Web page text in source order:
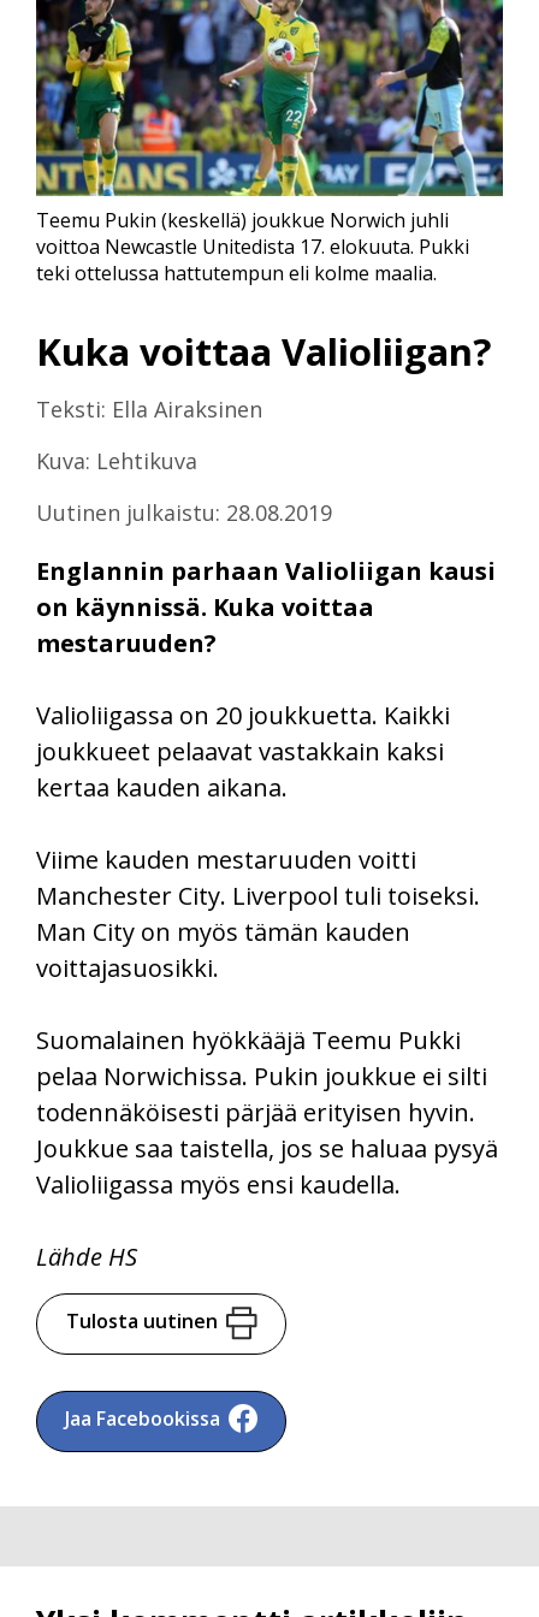
Kuka voittaa Valioliigan?
Teksti: Ella Airaksinen
Kuva: Lehtikuva
Uutinen julkaistu: 28.08.2019
Englannin parhaan Valioliigan kausi
on käynnissä. Kuka voittaa
mestaruuden?
Teemu Pukin (keskellä) joukkue Norwich juhli
voittoa Newcastle Unitedista 17. elokuuta. Pukki
teki ottelussa hattutempun eli kolme maalia.
Valioliigassa on 20 joukkuetta. Kaikki
joukkueet pelaavat vastakkain kaksi
kertaa kauden aikana.
Viime kauden mestaruuden voitti
Manchester City. Liverpool tuli toiseksi.
Man City on myös tämän kauden
voittajasuosikki.
Suomalainen hyökkääjä Teemu Pukki
pelaa Norwichissa. Pukin joukkue ei silti
todennäköisesti pärjää erityisen hyvin.
Joukkue saa taistella, jos se haluaa pysyä
Valioliigassa myös ensi kaudella.
Lähde HS
Tulosta uutinen
Jaa Facebookissa